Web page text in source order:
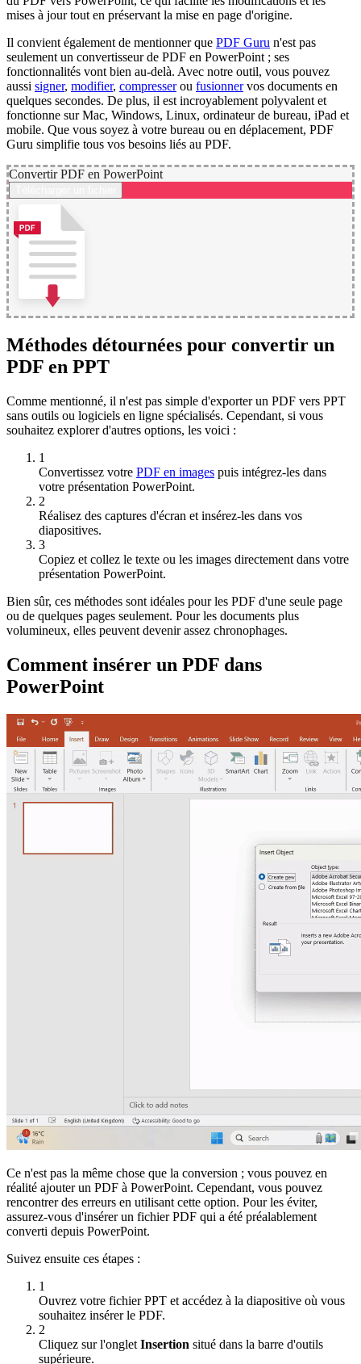
mises à jour tout en préservant la mise en page d'origine.
Il convient également de mentionner que PDF Guru n'est pas
seulement un convertisseur de PDF en PowerPoint ; ses
fonctionnalités vont bien au-delà. Avec notre outil, vous pouvez
aussi signer, modifier, compresserou fusionnervos documents en
quelques secondes. De plus, il est incroyablement polyvalent et
fonctionne sur Mac, Windows, Linux, ordinateur de bureau, iPad et
mobile. Que vous soyez à votre bureau ou en déplacement, PDF
Guru simplifie tous vos besoins liés au PDF.
Convertir PDF en PowerPoint
Méthodes détournées pour convertir un
PDF en PPT
Comme mentionné, il n'est pas simple d'exporter un PDF vers PPT
sans outils ou logiciels en ligne spécialisés. Cependant, si vous
souhaitez explorer d'autres options, les voici :
1
Convertissez votre PDF en images puis intégrez-les dans
votre présentation PowerPoint.
2
Réalisez des captures d'écran et insérez-les dans vos
diapositives.
3
Copiez et collez le texte ou les images directement dans votre
présentation PowerPoint.
Bien sûr, ces méthodes sont idéales pour les PDF d'une seule page
ou de quelques pages seulement. Pour les documents plus
volumineux, elles peuvent devenir assez chronophages.
Comment insérer un PDF dans
PowerPoint
Ce n'est pas la même chose que la conversion ; vous pouvez en
réalité ajouter un PDF à PowerPoint. Cependant, vous pouvez
rencontrer des erreurs en utilisant cette option. Pour les éviter,
assurez-vous d'insérer un fichier PDF qui a été préalablement
converti depuis PowerPoint.
Suivez ensuite ces étapes :
1
Ouvrez votre fichier PPT et accédez à la diapositive où vous
souhaitez insérer le PDF.
2
Cliquez sur l'onglet Insertion situé dans la barre d'outils
supérieure.